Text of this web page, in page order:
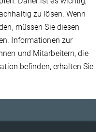
zu lösen. Wenn
müssen Sie diesen
Informationen zur
und Mitarbeitern, die
befinden, erhalten Sie